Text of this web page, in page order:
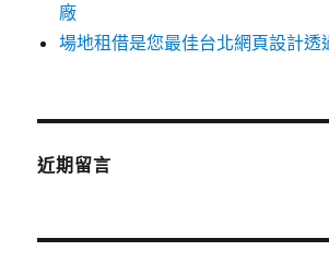
廠
場地租借是您最佳台北網頁設計透
近期留言